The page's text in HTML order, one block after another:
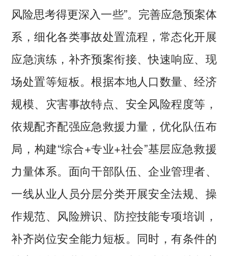
风险思考得更深入一些”。完善应急预案体
系，细化各类事故处置流程，常态化开展
应急演练，补齐预案衔接、快速响应、现
场处置等短板。根据本地人口数量、经济
规模、灾害事故特点、安全风险程度等，
依规配齐配强应急救援力量，优化队伍布
局，构建“综合+专业+社会”基层应急救援
力量体系。面向干部队伍、企业管理者、
一线从业人员分层分类开展安全法规、操
作规范、风险辨识、防控技能专项培训，
补齐岗位安全能力短板。同时，有条件的